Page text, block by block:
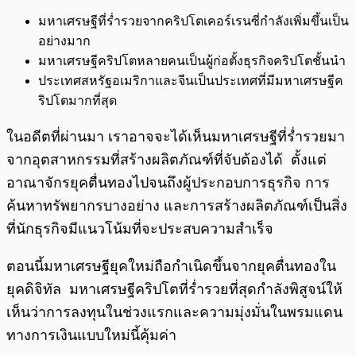
มหาเศรษฐีที่ร่ำรวยจากคริปโตเคอร์เรนซี่กำลังเพิ่มขึ้นเป็น
อย่างมาก
มหาเศรษฐีคริปโตหลายคนเป็นผู้ก่อตั้งธุรกิจคริปโตชั้นนำ
ประเทศสหรัฐอเมริกาและจีนเป็นประเทศที่มีมหาเศรษฐีค
ริปโตมากที่สุด
ในอดีตที่ผ่านมา เราอาจจะได้เห็นมหาเศรษฐีที่ร่ำรวยมา
จากอุตสาหกรรมที่สร้างผลิตภัณฑ์ที่จับต้องได้ ตั้งแต่
อาณาจักรยุคตื่นทองไปจนถึงผู้ประกอบการธุรกิจ การ
ค้นหาทรัพยากรบางอย่าง และการสร้างผลิตภัณฑ์เป็นสิ่ง
ที่นักธุรกิจมีแนวโน้มที่จะประสบความสำเร็จ
ตอนนี้มหาเศรษฐียุคใหม่ถือกำเนิดขึ้นจากยุคตื่นทองใน
ยุคดิจิทัล มหาเศรษฐีคริปโตที่ร่ำรวยที่สุดกำลังพิสูจน์ให้
เห็นว่าการลงทุนในช่วงแรกและความมุ่งมั่นในพรมแดน
ทางการเงินแบบใหม่นี้คุ้มค่า